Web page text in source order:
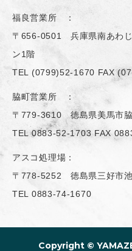
福良営業所 ：
〒656-0501 兵庫県南あわ
ン1階
TEL (0799)52-1670 FAX
脇町営業所 ：
〒779-3610 徳島県美馬市
TEL0883-52-1703FAX
アスコ処理場：
〒778-5252 徳島県三好市
TEL 0883-74-1670
Copyright ©​